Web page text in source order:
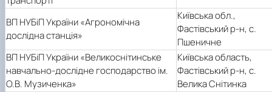
ВП НУБіП України «Агрономічна
дослідна станція»
Київська обл.,
Фастівський р-н, с.
Пшеничне
ВП НУБіП України «Великоснітинське
навчально-дослідне господарство ім.
О.В. Музиченка»
Київська область,
Фастівський р-н, с.
Велика Снітинка